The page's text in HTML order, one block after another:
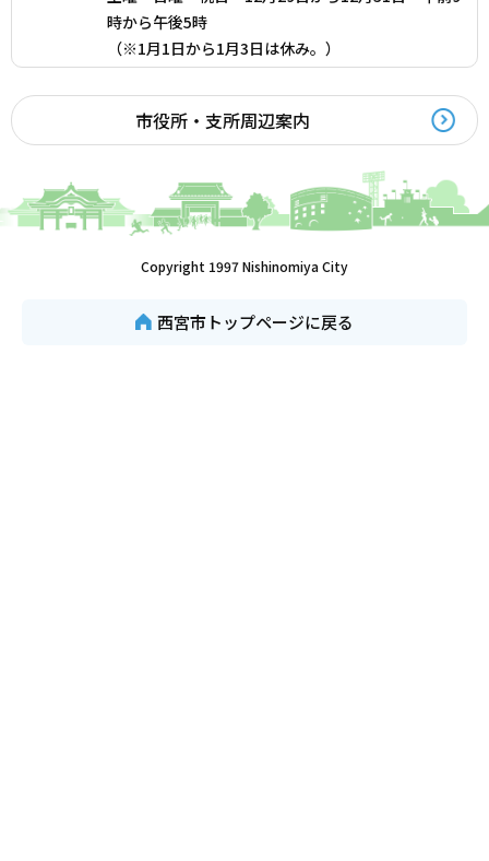
時から午後5時
（※1月1日から1月3日は休み。）
市役所・支所周辺案内
Copyright 1997 Nishinomiya City
西宮市トップページに戻る